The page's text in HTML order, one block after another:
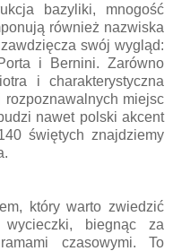
bazyliki, mnogość
również nazwiska
swój wygląd:
i Bernini. Zarówno
i charakterystyczna
rozpoznawalnych miejsc
nawet polski akcent
świętych znajdziemy
który warto zwiedzić
biegnąc za
czasowymi. To